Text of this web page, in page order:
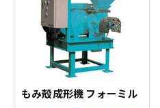
もみ殻成形機 フォーミル